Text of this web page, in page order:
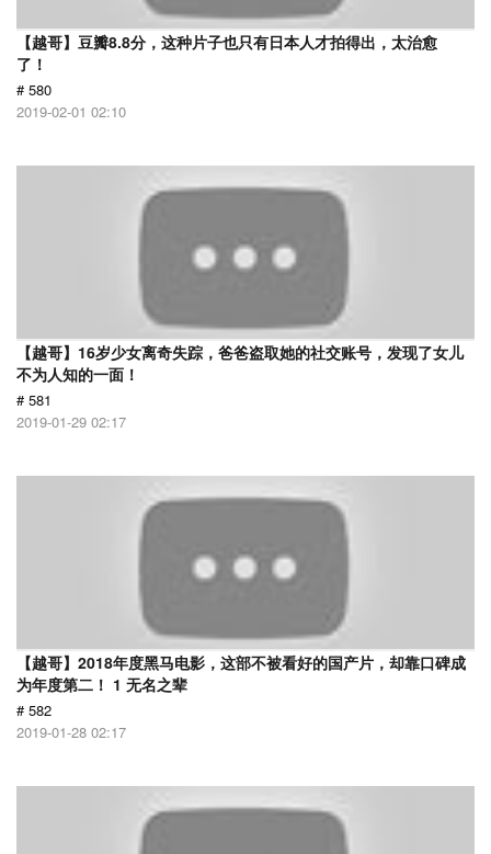
【越哥】豆瓣8.8分，这种片子也只有日本人才拍得出，太治愈
了！
# 580
2019-02-01 02:10
【越哥】16岁少女离奇失踪，爸爸盗取她的社交账号，发现了女儿
不为人知的一面！
# 581
2019-01-29 02:17
【越哥】2018年度黑马电影，这部不被看好的国产片，却靠口碑成
为年度第二！ 1 无名之辈
# 582
2019-01-28 02:17